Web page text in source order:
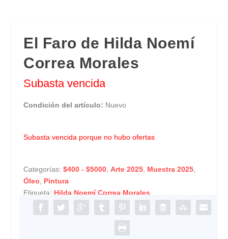
El Faro de Hilda Noemí
Correa Morales
Subasta vencida
Condición del artículo: Nuevo
Subasta vencida porque no hubo ofertas
Categorías:$400 - $5000 ,Arte 2025 Muestra 2025
Óleo
Pintura
Etiqueta: Hilda Noemí Correa Morales